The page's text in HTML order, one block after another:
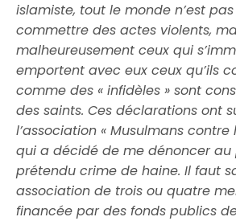
islamiste, tout le monde n’est
commettre des actes violents,
malheureusement ceux qui
emportent avec eux ceux qu’ils
comme des « infidèles » sont
des saints. Ces déclarations ont
l’association « Musulmans contre
qui a décidé de me dénoncer
prétendu crime de haine. Il faut
association de trois ou quatre
financée par des fonds publics